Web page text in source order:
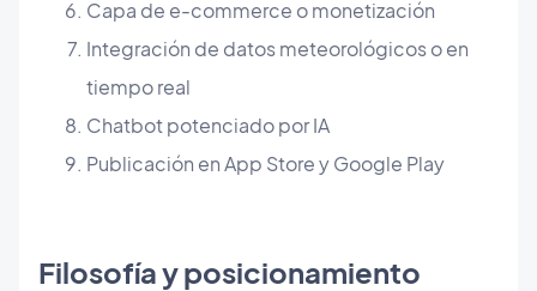
Capa de e-commerce o monetización
Integración de datos meteorológicos o en
tiempo real
Chatbot potenciado por IA
Publicación en App Store y Google Play
Filosofía y posicionamiento